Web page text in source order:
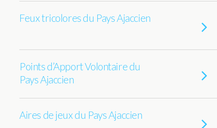
Feux tricolores du Pays Ajaccien
Points d’Apport Volontaire du
Pays Ajaccien
Aires de jeux du Pays Ajaccien